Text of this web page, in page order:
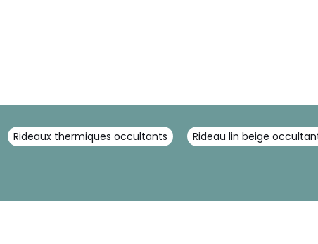
Rideaux thermiques occultants Rideau lin beige